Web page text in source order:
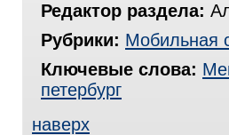
Редактор раздела:
Рубрики: Мобильная
Ключевые слова:
петербург
наверх